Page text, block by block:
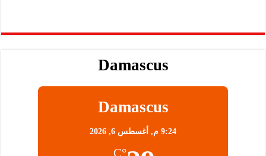
Damascus
Damascus
9:24 م, أغسطس 6, 2026
°C